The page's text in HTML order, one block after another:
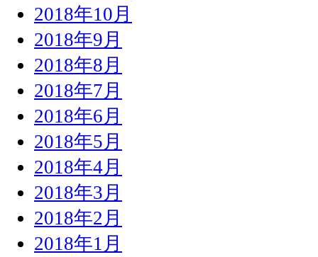
2018年10月
2018年9月
2018年8月
2018年7月
2018年6月
2018年5月
2018年4月
2018年3月
2018年2月
2018年1月